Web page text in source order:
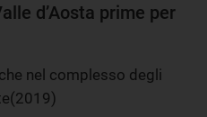
d’Aosta prime per
nel complesso degli